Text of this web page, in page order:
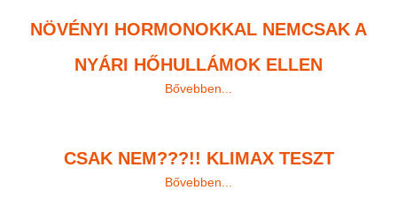
NÖVÉNYI HORMONOKKAL NEMCSAK A
NYÁRI HŐHULLÁMOK ELLEN
Bővebben...
CSAK NEM???!! KLIMAX TESZT
Bővebben...